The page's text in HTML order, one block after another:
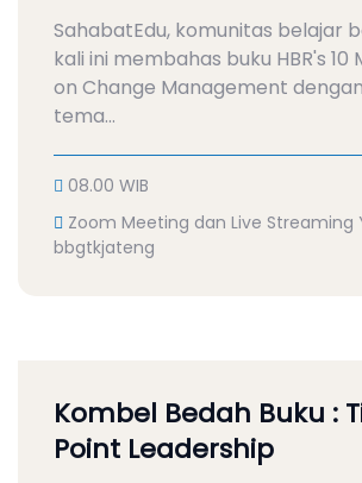
SahabatEdu, komunitas belajar
kali ini membahas buku HBR's 10
on Change Management
tema...
08.00 WIB
Zoom Meeting dan Live Streaming
bbgtkjateng
Kombel Bedah Buku :
Point Leadership